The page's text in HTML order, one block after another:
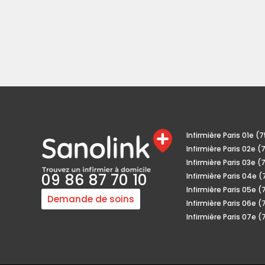
09 86 87 70 10
Demande de soins
Infirmière Paris 01e
Infirmière Paris 02e
Infirmière Paris 03e
Infirmière Paris 04e
Infirmière Paris 05e
Infirmière Paris 06e
Infirmière Paris 07e